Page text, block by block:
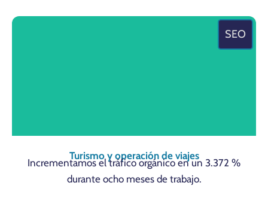
SEO
Turismo y operación de viajes
Incrementamos el tráfico orgánico en un 3.372 %
durante ocho meses de trabajo.